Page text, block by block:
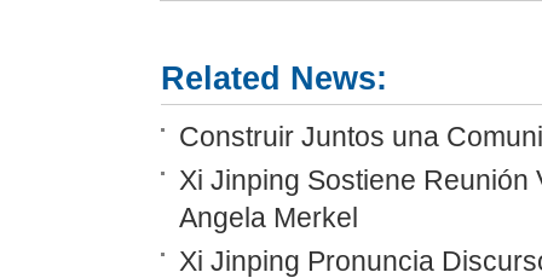
Related News:
Construir Juntos una
Xi Jinping Sostiene Reunión
Angela Merkel
Xi Jinping Pronuncia